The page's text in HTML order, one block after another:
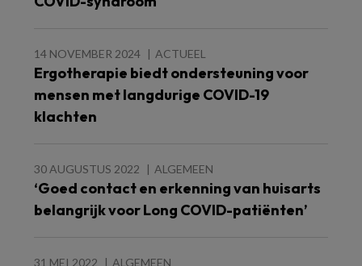
14 NOVEMBER 2024 ACTUEEL
Ergotherapie biedt ondersteuning voor
mensen met langdurige COVID-19
klachten
30 AUGUSTUS 2022 ALGEMEEN
‘Goed contact en erkenning van huisarts
belangrijk voor Long COVID-patiënten’
31 MEI 2022 ALGEMEEN